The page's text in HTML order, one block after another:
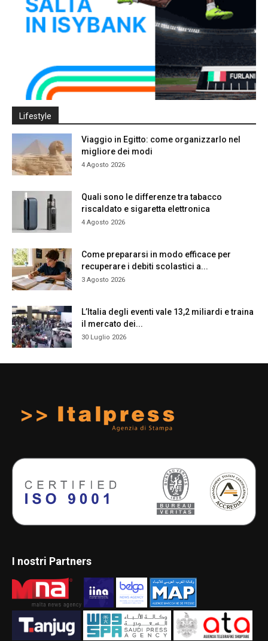
Lifestyle
Viaggio in Egitto: come organizzarlo nel
migliore dei modi
4 Agosto 2026
Quali sono le differenze tra tabacco
riscaldato e sigaretta elettronica
4 Agosto 2026
Come prepararsi in modo efficace per
recuperare i debiti scolastici a...
3 Agosto 2026
L’Italia degli eventi vale 13,2 miliardi e traina
il mercato dei...
30 Luglio 2026
I nostri Partners